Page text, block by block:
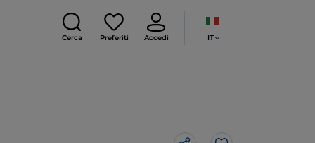
Cerca Preferiti Accedi IT